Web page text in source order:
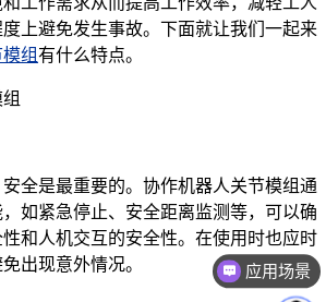
上避免发生事故。下面就让我们一起来
组有什么特点。
全是最重要的。协作机器人关节模组通
如紧急停止、安全距离监测等，可以确
和人机交互的安全性。在使用时也应时
出现意外情况。
应用场景